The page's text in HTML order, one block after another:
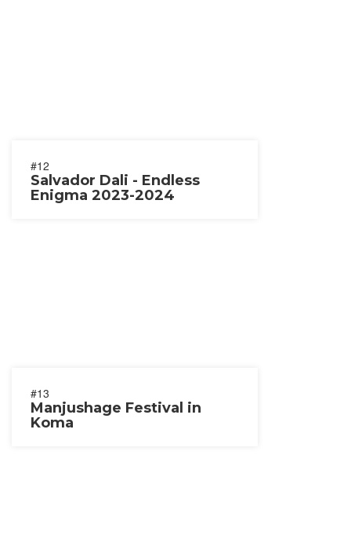
#12
Salvador Dali - Endless
Enigma 2023-2024
#13
Manjushage Festival in
Koma